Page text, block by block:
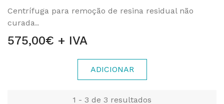
Centrífuga para remoção de resina residual não
curada..
575,00€ + IVA
ADICIONAR
1 - 3 de 3 resultados